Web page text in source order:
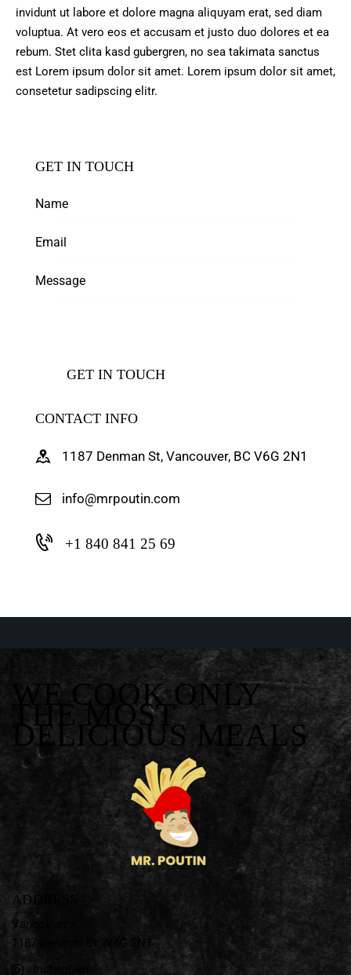
invidunt ut labore et dolore magna aliquyam erat, sed diam
voluptua. At vero eos et accusam et justo duo dolores et ea
rebum. Stet clita kasd gubergren, no sea takimata sanctus
est Lorem ipsum dolor sit amet. Lorem ipsum dolor sit amet,
consetetur sadipscing elitr.
GET IN TOUCH
CONTACT INFO
1187 Denman St, Vancouver, BC V6G 2N1
info@mrpoutin.com
+1 840 841 25 69
WE COOK ONLY
THE MOST
DELICIOUS MEALS
ADDRESS
Vancouver—
1187 Denman St ,
V6G 2N1
Instagram